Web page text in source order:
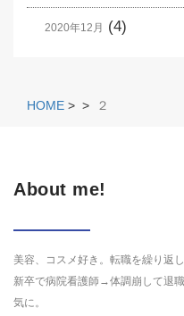
2020年12月 (4)
HOME > > ２
About me!
美容、コスメ好き。転職を繰り返
新卒で病院看護師→体調崩して退
気に。